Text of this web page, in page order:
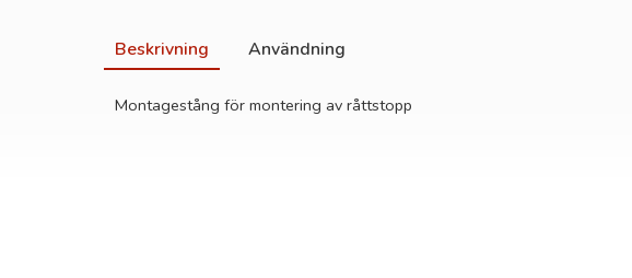
Beskrivning Användning
Montagestång för montering av råttstopp